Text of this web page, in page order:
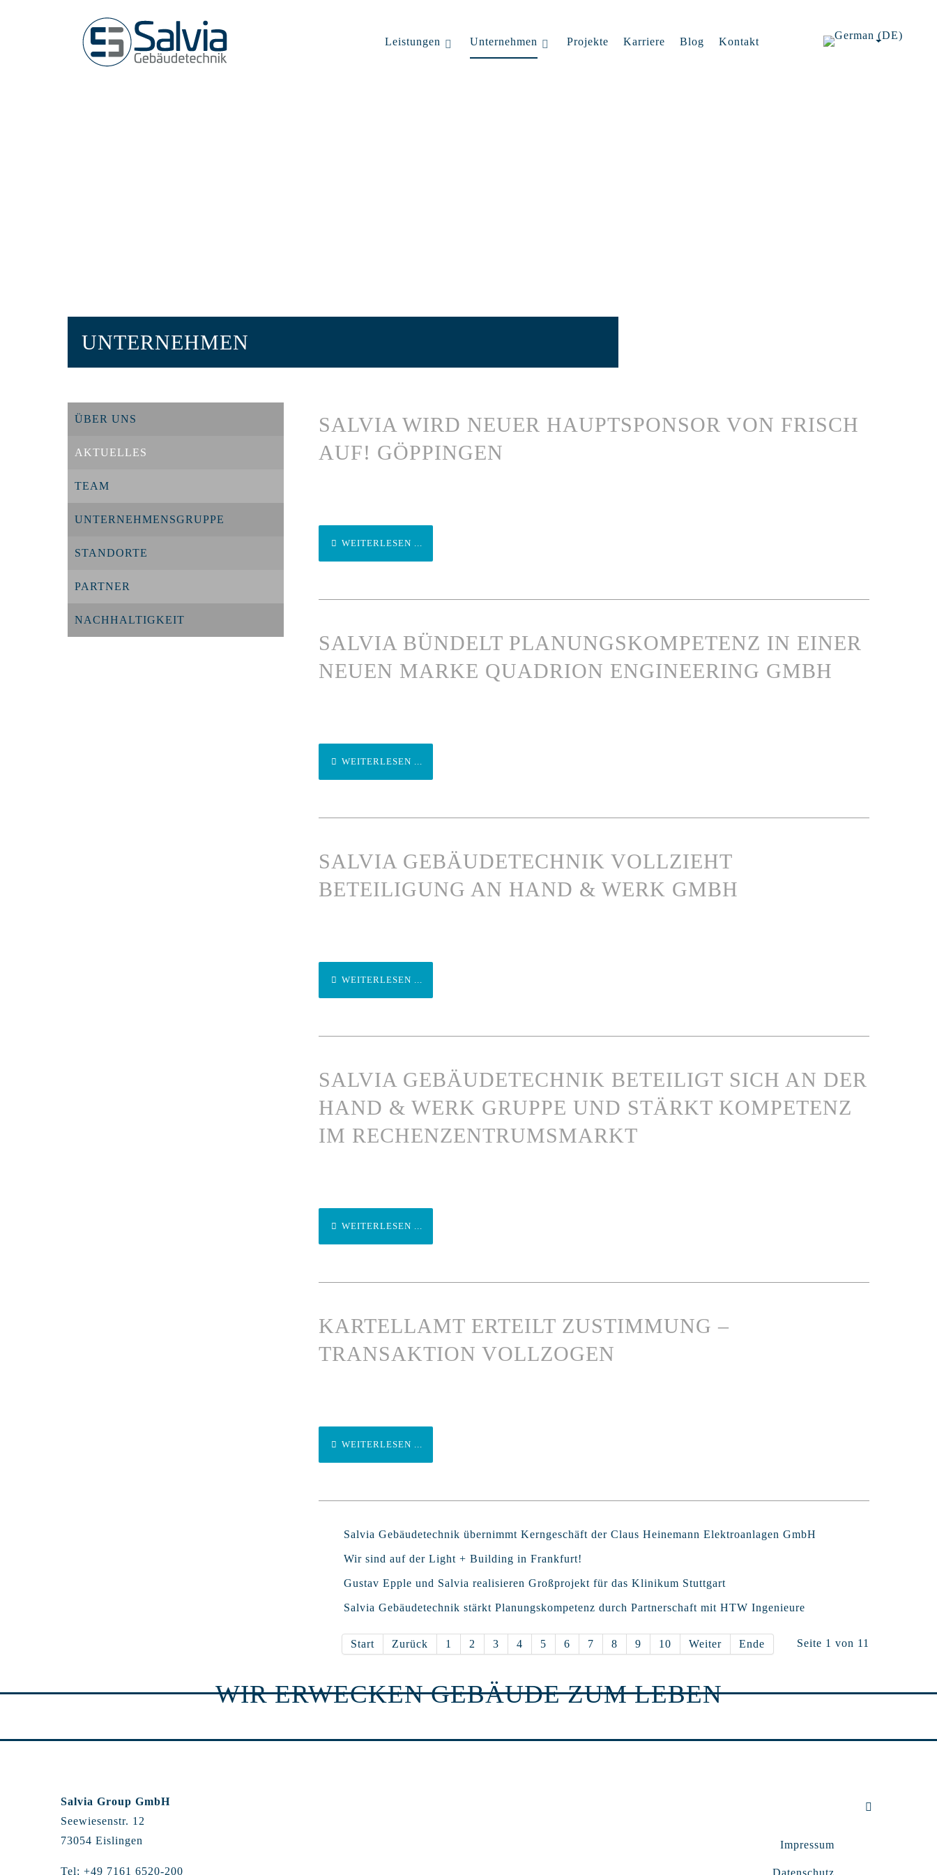
Leistungen Unternehmen Projekte Karriere Blog Kontakt
UNTERNEHMEN
ÜBER UNS
AKTUELLES
TEAM
UNTERNEHMENSGRUPPE
STANDORTE
PARTNER
NACHHALTIGKEIT
SALVIA WIRD NEUER HAUPTSPONSOR VON FRISCH
AUF! GÖPPINGEN
WEITERLESEN ...
SALVIA BÜNDELT PLANUNGSKOMPETENZ IN EINER
NEUEN MARKE QUADRION ENGINEERING GMBH
WEITERLESEN ...
SALVIA GEBÄUDETECHNIK VOLLZIEHT
BETEILIGUNG AN HAND & WERK GMBH
WEITERLESEN ...
SALVIA GEBÄUDETECHNIK BETEILIGT SICH AN DER
HAND & WERK GRUPPE UND STÄRKT KOMPETENZ
IM RECHENZENTRUMSMARKT
WEITERLESEN ...
KARTELLAMT ERTEILT ZUSTIMMUNG –
TRANSAKTION VOLLZOGEN
WEITERLESEN ...
Salvia Gebäudetechnik übernimmt Kerngeschäft der Claus Heinemann Elektroanlagen GmbH
Wir sind auf der Light + Building in Frankfurt!
Gustav Epple und Salvia realisieren Großprojekt für das Klinikum Stuttgart
Salvia Gebäudetechnik stärkt Planungskompetenz durch Partnerschaft mit HTW Ingenieure
Seite 1 von 11
Start Zurück 1 2 3 4 5 6 7 8 9 10 Weiter Ende
WIR ERWECKEN GEBÄUDE ZUM LEBEN
Salvia Group GmbH
Seewiesenstr. 12
73054 Eislingen
Tel: +49 7161 6520-200
Impressum
Datenschutz